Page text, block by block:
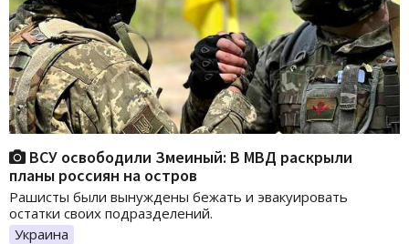
ВСУ освободили Змеиный: В МВД раскрыли
планы россиян на остров
Рашисты были вынуждены бежать и эвакуировать
остатки своих подразделений.
Украина